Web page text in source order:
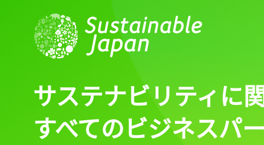
サステナビリティに
すべてのビジネスパ